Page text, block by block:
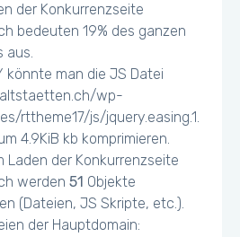
der Konkurrenzseite
bedeuten 19% des ganzen
aus.
könnte man die JS Datei
wp-
rttheme17/js/jquery.easing.1.
4.9KiB kb komprimieren.
Laden der Konkurrenzseite
werden 51 Objekte
(Dateien, JS Skripte, etc.).
der Hauptdomain: